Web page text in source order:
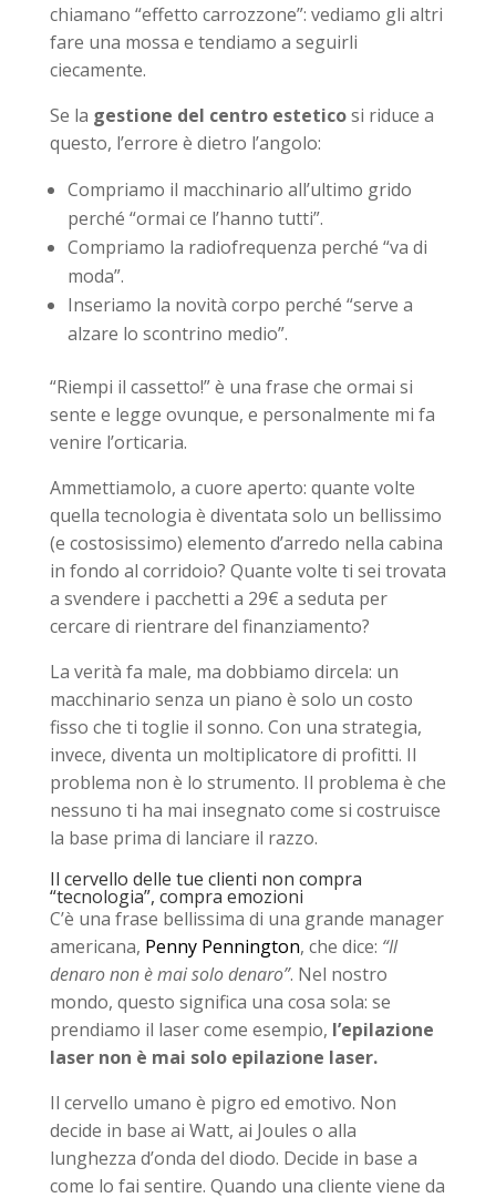
chiamano “effetto carrozzone”: vediamo gli altri
fare una mossa e tendiamo a seguirli
ciecamente.
Se la gestione del centro esteticosi riduce a
questo, l’errore è dietro l’angolo:
Compriamo il macchinario all’ultimo grido
perché “ormai ce l’hanno tutti”.
Compriamo la radiofrequenza perché “va di
moda”.
Inseriamo la novità corpo perché “serve a
alzare lo scontrino medio”.
“Riempi il cassetto!” è una frase che ormai si
sente e legge ovunque, e personalmente mi fa
venire l’orticaria.
Ammettiamolo, a cuore aperto: quante volte
quella tecnologia è diventata solo un bellissimo
(e costosissimo) elemento d’arredo nella cabina
in fondo al corridoio? Quante volte ti sei trovata
a svendere i pacchetti a 29€ a seduta per
cercare di rientrare del finanziamento?
La verità fa male, ma dobbiamo dircela: un
macchinario senza un piano è solo un costo
fisso che ti toglie il sonno. Con una strategia,
invece, diventa un moltiplicatore di profitti. Il
problema non è lo strumento. Il problema è che
nessuno ti ha mai insegnato come si costruisce
la base prima di lanciare il razzo.
Il cervello delle tue clienti non compra
“tecnologia”, compra emozioni
C’è una frase bellissima di una grande manager
americana, Penny Pennington, che dice: “Il
denaro non è mai solo denaro”. Nel nostro
mondo, questo significa una cosa sola: se
prendiamo il laser come esempio, l’epilazione
laser non è mai solo epilazione laser.
Il cervello umano è pigro ed emotivo. Non
decide in base ai Watt, ai Joules o alla
lunghezza d’onda del diodo. Decide in base a
come lo fai sentire. Quando una cliente viene da